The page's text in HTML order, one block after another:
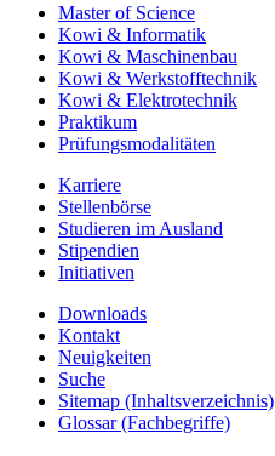
Master of Science
Kowi & Informatik
Kowi & Maschinenbau
Kowi & Werkstofftechnik
Kowi & Elektrotechnik
Praktikum
Prüfungsmodalitäten
Karriere
Stellenbörse
Studieren im Ausland
Stipendien
Initiativen
Downloads
Kontakt
Neuigkeiten
Suche
Sitemap (Inhaltsverzeichnis)
Glossar (Fachbegriffe)